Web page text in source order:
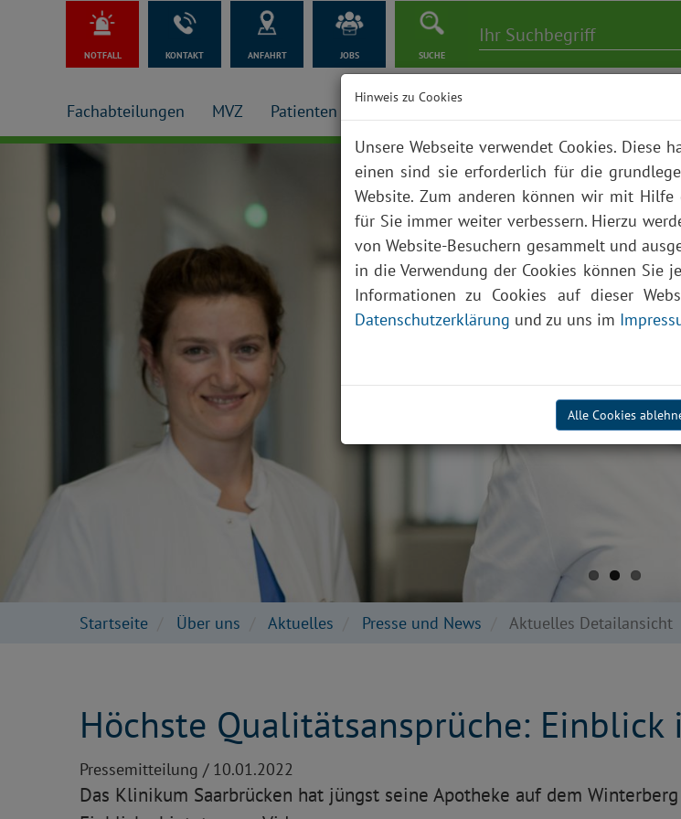
NOTFALL KONTAKT ANFAHRT JOBS SUCHE
Fachabteilungen MVZ Patienten + Besucher
Startseite Über uns Aktuelles Presse und News Aktuelles Detailansicht
Höchste Qualitätsansprüche: Einblick
Pressemitteilung / 10.01.2022
Das Klinikum Saarbrücken hat jüngst seine Apotheke auf dem
Hinweis zu Cookies
Unsere Webseite verwendet Cookies. Diese
einen sind sie erforderlich für die
Website. Zum anderen können wir mit Hilfe
für Sie immer weiter verbessern. Hierzu
von Website-Besuchern gesammelt und
in die Verwendung der Cookies können Sie
Informationen zu Cookies auf dieser
Datenschutzerklärung und zu uns im
Alle Cookies